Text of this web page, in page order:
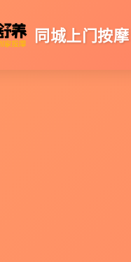
同城上门按摩